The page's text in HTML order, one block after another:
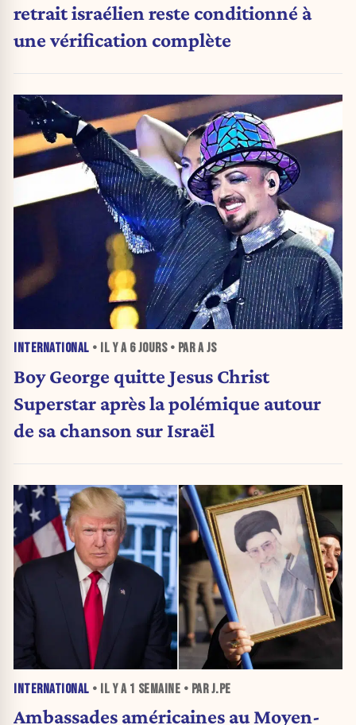
retrait israélien reste conditionné à
une vérification complète
INTERNATIONAL • IL Y A 6 JOURS• PAR A JS
Boy George quitte Jesus Christ
Superstar après la polémique autour
de sa chanson sur Israël
INTERNATIONAL • IL Y A 1 SEMAINE • PAR J.PE
Ambassades américaines au Moyen-